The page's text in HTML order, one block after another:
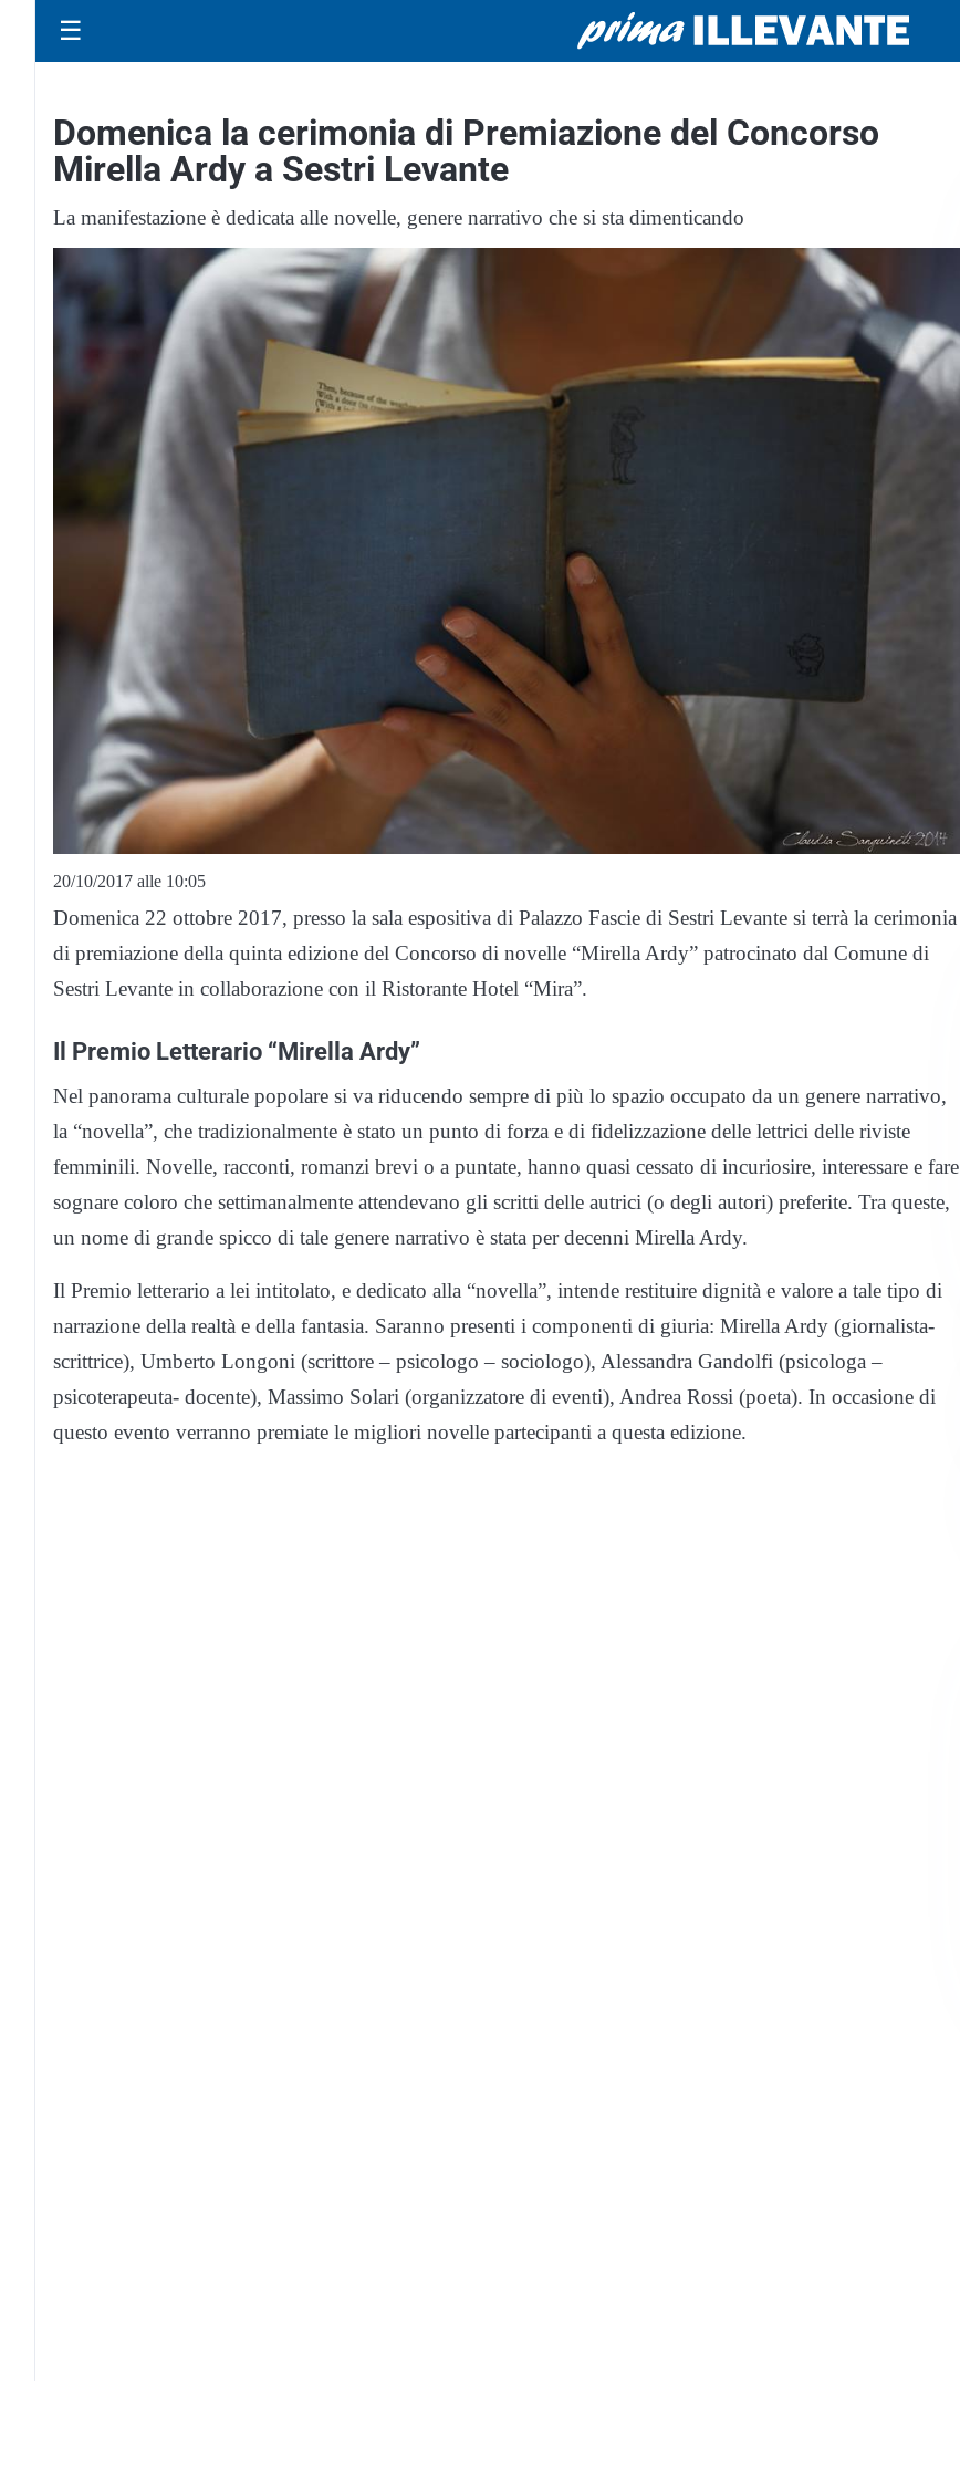
☰
Domenica la cerimonia di Premiazione del Concorso
Mirella Ardy a Sestri Levante
La manifestazione è dedicata alle novelle, genere narrativo che si sta dimenticando
20/10/2017 alle 10:05
Domenica 22 ottobre 2017, presso la sala espositiva di Palazzo Fascie di Sestri Levante si terrà la cerimonia
di premiazione della quinta edizione del Concorso di novelle “Mirella Ardy” patrocinato dal Comune di
Sestri Levante in collaborazione con il Ristorante Hotel “Mira”.
Il Premio Letterario “Mirella Ardy”
Nel panorama culturale popolare si va riducendo sempre di più lo spazio occupato da un genere narrativo,
la “novella”, che tradizionalmente è stato un punto di forza e di fidelizzazione delle lettrici delle riviste
femminili. Novelle, racconti, romanzi brevi o a puntate, hanno quasi cessato di incuriosire, interessare e fare
sognare coloro che settimanalmente attendevano gli scritti delle autrici (o degli autori) preferite. Tra queste,
un nome di grande spicco di tale genere narrativo è stata per decenni Mirella Ardy.
Il Premio letterario a lei intitolato, e dedicato alla “novella”, intende restituire dignità e valore a tale tipo di
narrazione della realtà e della fantasia. Saranno presenti i componenti di giuria: Mirella Ardy (giornalista-
scrittrice), Umberto Longoni (scrittore – psicologo – sociologo), Alessandra Gandolfi (psicologa –
psicoterapeuta- docente), Massimo Solari (organizzatore di eventi), Andrea Rossi (poeta). In occasione di
questo evento verranno premiate le migliori novelle partecipanti a questa edizione.